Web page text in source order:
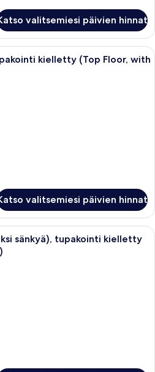
valitsemiesi päivien hinnat
Hotellihuone, jossa on sänky,
kielletty (Top Floor, with
valitsemiesi päivien hinnat
Hotellihuone, jossa on kaksi
sänkyä), tupakointi kielletty